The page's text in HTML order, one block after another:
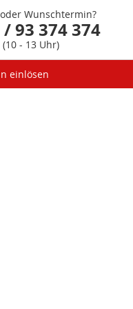
Wunschtermin?
93 374 374
(10 - 13 Uhr)
einlösen